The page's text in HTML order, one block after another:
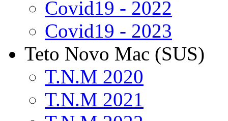
Covid19 - 2022
Covid19 - 2023
Teto Novo Mac (SUS)
T.N.M 2020
T.N.M 2021